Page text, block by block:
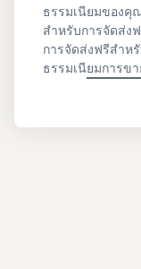
ธรรมเนียมของคุ
สำหรับการจัดส่ง
การจัดส่งฟรีสำห
ธรรมเนียมการขา